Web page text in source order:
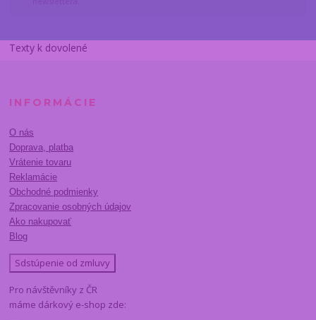
Texty k dovolené
INFORMÁCIE
O nás
Doprava, platba
Vrátenie tovaru
Reklamácie
Obchodné podmienky
Zpracovanie osobných údajov
Ako nakupovať
Blog
Sdstúpenie od zmluvy
Pro návštěvníky z ČR
máme dárkový e-shop zde: